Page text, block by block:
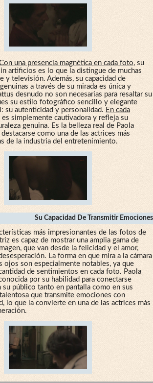
una presencia magnética en cada foto, su
artificios es lo que la distingue de muchas
y televisión. Además, su capacidad de
a través de su mirada es única y
desnudo no son necesarias para resaltar su
su estilo fotográfico sencillo y elegante
su autenticidad y personalidad. En cada
es simplemente cautivadora y refleja su
genuina. Es la belleza real de Paola
como una de las actrices más
de la industria del entretenimiento.
Su Capacidad De Transmitir Emociones
más impresionantes de las fotos de
es capaz de mostrar una amplia gama de
que van desde la felicidad y el amor,
La forma en que mira a la cámara
ojos son especialmente notables, ya que
de sentimientos en cada foto. Paola
por su habilidad para conectarse
público tanto en pantalla como en sus
que transmite emociones con
lo que la convierte en una de las actrices más